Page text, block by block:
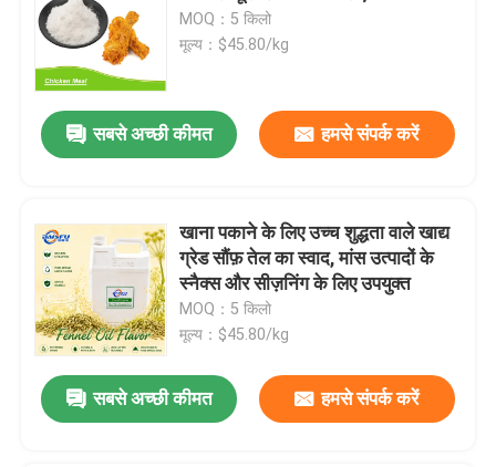
MOQ：5 किलो
मूल्य：$45.80/kg
सबसे अच्छी कीमत हमसे संपर्क करें
खाना पकाने के लिए उच्च शुद्धता वाले खाद्य
ग्रेड सौंफ़ तेल का स्वाद, मांस उत्पादों के
स्नैक्स और सीज़निंग के लिए उपयुक्त
MOQ：5 किलो
मूल्य：$45.80/kg
सबसे अच्छी कीमत हमसे संपर्क करें